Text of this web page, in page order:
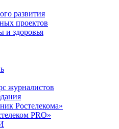
развития
проектов
и здоровья
журналистов
Ростелекома»
PRO»